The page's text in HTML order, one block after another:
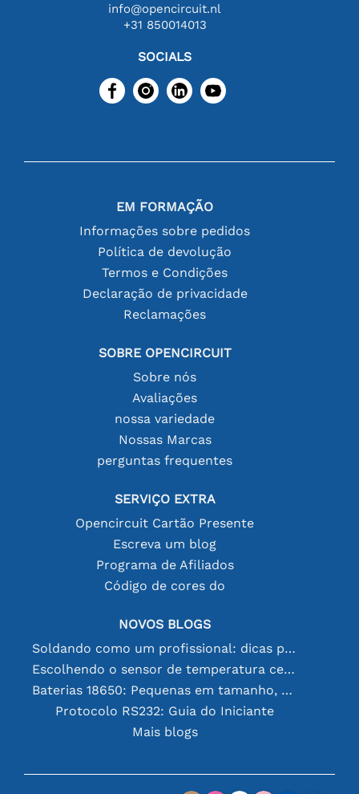
info@opencircuit.nl
+31 850014013
SOCIALS
EM FORMAÇÃO
Informações sobre pedidos
Política de devolução
Termos e Condições
Declaração de privacidade
Reclamações
SOBRE OPENCIRCUIT
Sobre nós
Avaliações
nossa variedade
Nossas Marcas
perguntas frequentes
SERVIÇO EXTRA
Opencircuit Cartão Presente
Escreva um blog
Programa de Afiliados
Código de cores do
NOVOS BLOGS
Soldando como um profissional: dicas para conexões eletrônicas perfeitas
Escolhendo o sensor de temperatura certo [youtube]
Baterias 18650: Pequenas em tamanho, grandes em desempenho
Protocolo RS232: Guia do Iniciante
Mais blogs